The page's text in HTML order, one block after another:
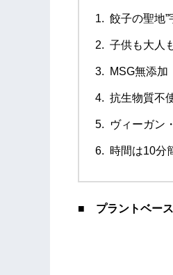
餃子の聖地
子供も大人
MSG無添加
抗生物質不
ヴィーガン
時間は10分
■ プラントベース